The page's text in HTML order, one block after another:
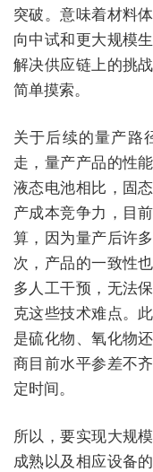
突破。意味着材料
向中试和更大规模
解决供应链上的挑
简单摸索。
关于后续的量产路
走，量产产品的性
液态电池相比，固
产成本竞争力，目
算，因为量产后许
次，产品的一致性
多人工干预，无法
克这些技术难点。
是硫化物、氧化物
商目前水平参差不
定时间。
所以，要实现大规
成熟以及相应设备